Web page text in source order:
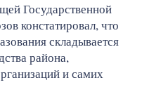
Государственной
констатировал, что
складывается
района,
и самих